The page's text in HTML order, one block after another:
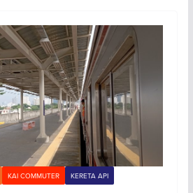
KAI COMMUTER KERETA API